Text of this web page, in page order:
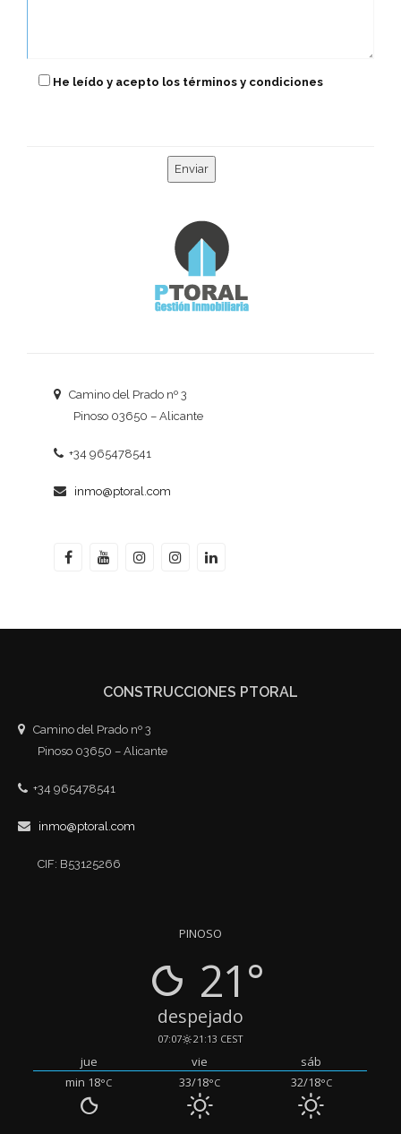
He leído y acepto los términos y condiciones
Camino del Prado nº 3
Pinoso 03650 – Alicante
+34 965478541
inmo@ptoral.com
CONSTRUCCIONES PTORAL
Camino del Prado nº 3
Pinoso 03650 – Alicante
+34 965478541
inmo@ptoral.com
CIF: B53125266
PINOSO
21°
despejado
07:07 21:13 CEST
jue vie
sáb
min 18°C 33/18°C 32/18°C